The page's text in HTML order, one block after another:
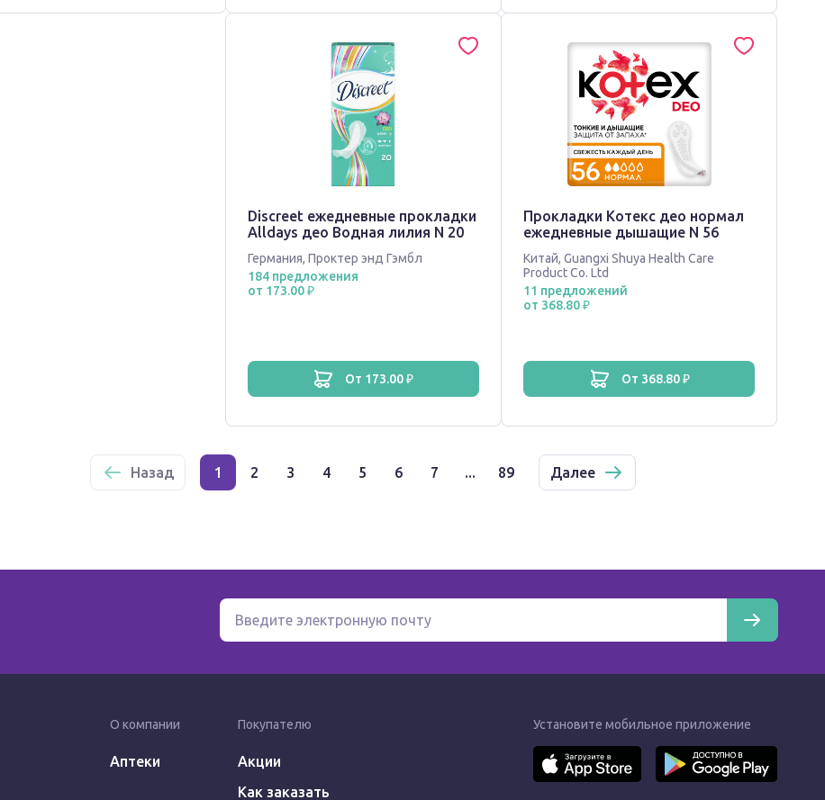
Discreet ежедневные прокладки
Alldays део Водная лилия N 20
Германия, Проктер энд Гэмбл
184 предложения
от 173.00 ₽
от 173.00 ₽
Прокладки Котекс део нормал
ежедневные дышащие N 56
Китай,Guangxi Shuya Health Care
Product Co. Ltd
11 предложений
от 368.80 ₽
от 368.80 ₽
Назад 1 2 3 4 5 6 7 ... 89 Далее
О компании
Аптеки
Покупателю
Акции
Как заказать
Установите мобильное приложение